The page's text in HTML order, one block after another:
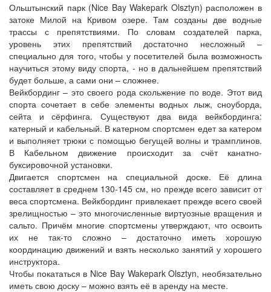
Ольштынский парк (Nice Bay Wakepark Olsztyn) расположен в
затоке Милой на Кривом озере. Там созданы две водные
трассы с препятствиями. По словам создателей парка,
уровень этих препятствий достаточно несложный –
специально для того, чтобы у посетителей была возможность
научиться этому виду спорта, - но в дальнейшем препятствий
будет больше, а сами они – сложнее.
Вейкбординг – это своего рода скольжение по воде. Этот вид
спорта сочетает в себе элементы водных лыж, сноуборда,
сейта и сёрфинга. Существуют два вида вейкбординга:
катерный и кабельный. В катерном спортсмен едет за катером
и выполняет трюки с помощью бегущей волны и трамплинов.
В Кабельном движение происходит за счёт канатно-
буксировочной установки.
Двигается спортсмен на специальной доске. Её длина
составляет в среднем 130-145 см, но прежде всего зависит от
веса спортсмена. Вейкбординг привлекает прежде всего своей
зрелищностью – это многочисленные виртуозные вращения и
сальто. Причём многие спортсмены утверждают, что освоить
их не так-то сложно – достаточно иметь хорошую
координацию движений и взять несколько занятий у хорошего
инструктора.
Чтобы покататься в Nice Bay Wakepark Olsztyn, необязательно
иметь свою доску – можно взять её в аренду на месте.